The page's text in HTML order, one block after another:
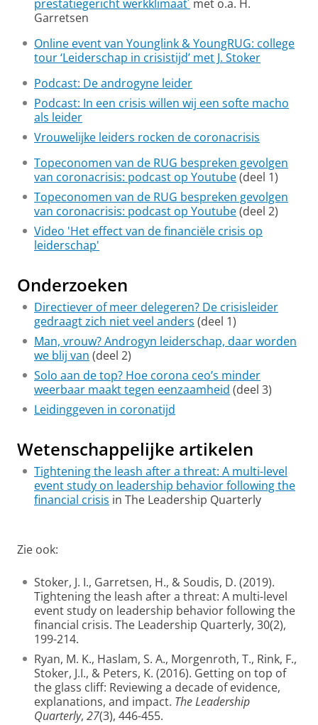
prestatiegericht werkklimaat´ met o.a. H.
Garretsen
Online event van Younglink & YoungRUG: college
tour ‘Leiderschap in crisistijd’ met J. Stoker
Podcast: De androgyne leider
Podcast: In een crisis willen wij een softe macho
als leider
Vrouwelijke leiders rocken de coronacrisis
Topeconomen van de RUG bespreken gevolgen
van coronacrisis: podcast op Youtube(deel 1)
Topeconomen van de RUG bespreken gevolgen
van coronacrisis: podcast op Youtube(deel 2)
Video 'Het effect van de financiële crisis op
leiderschap'
Onderzoeken
Directiever of meer delegeren? De crisisleider
gedraagt zich niet veel anders (deel 1)
Man, vrouw? Androgyn leiderschap, daar worden
we blij van (deel 2)
Solo aan de top? Hoe corona ceo’s minder
weerbaar maakt tegen eenzaamheid (deel 3)
Leidinggeven in coronatijd
Wetenschappelijke artikelen
Tightening the leash after a threat: A multi-level
event study on leadership behavior following the
financial crisis in The Leadership Quarterly
Zie ook:
Stoker, J. I., Garretsen, H., & Soudis, D. (2019).
Tightening the leash after a threat: A multi-level
event study on leadership behavior following the
financial crisis. The Leadership Quarterly, 30(2),
199-214.
Ryan, M. K., Haslam, S. A., Morgenroth, T., Rink, F.,
Stoker, J.I., & Peters, K. (2016). Getting on top of
the glass cliff: Reviewing a decade of evidence,
explanations, and impact. The Leadership
Quarterly, 27(3), 446-455.